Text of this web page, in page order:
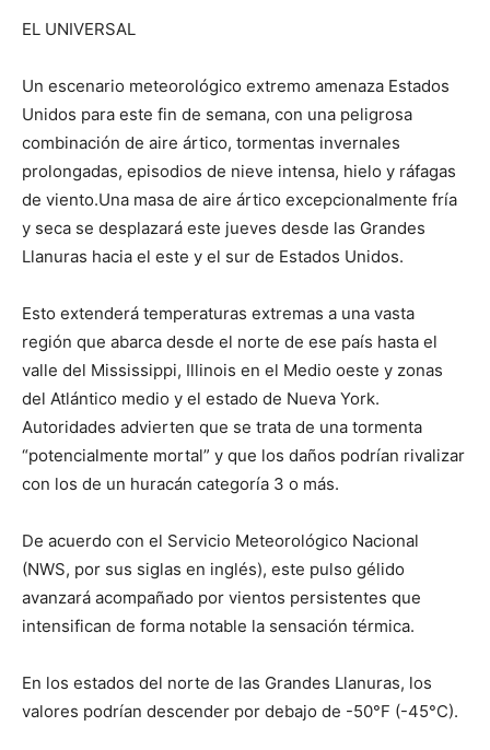
EL UNIVERSAL
Un escenario meteorológico extremo amenaza Estados
Unidos para este fin de semana, con una peligrosa
combinación de aire ártico, tormentas invernales
prolongadas, episodios de nieve intensa, hielo y ráfagas
de viento.Una masa de aire ártico excepcionalmente fría
y seca se desplazará este jueves desde las Grandes
Llanuras hacia el este y el sur de Estados Unidos.
Esto extenderá temperaturas extremas a una vasta
región que abarca desde el norte de ese país hasta el
valle del Mississippi, Illinois en el Medio oeste y zonas
del Atlántico medio y el estado de Nueva York.
Autoridades advierten que se trata de una tormenta
“potencialmente mortal” y que los daños podrían rivalizar
con los de un huracán categoría 3 o más.
De acuerdo con el Servicio Meteorológico Nacional
(NWS, por sus siglas en inglés), este pulso gélido
avanzará acompañado por vientos persistentes que
intensifican de forma notable la sensación térmica.
En los estados del norte de las Grandes Llanuras, los
valores podrían descender por debajo de -50°F (-45°C).